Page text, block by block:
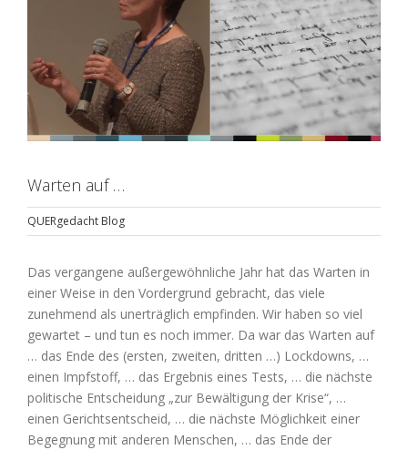
Warten auf …
QUERgedacht Blog
Das vergangene außergewöhnliche Jahr hat das Warten in
einer Weise in den Vordergrund gebracht, das viele
zunehmend als unerträglich empfinden. Wir haben so viel
gewartet – und tun es noch immer. Da war das Warten auf
… das Ende des (ersten, zweiten, dritten …) Lockdowns, …
einen Impfstoff, … das Ergebnis eines Tests, … die nächste
politische Entscheidung „zur Bewältigung der Krise“, …
einen Gerichtsentscheid, … die nächste Möglichkeit einer
Begegnung mit anderen Menschen, … das Ende der